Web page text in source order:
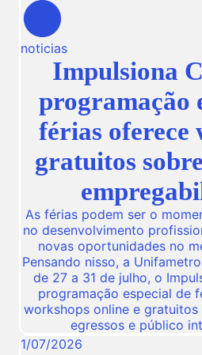
noticias
Impulsiona
programação
férias oferece
gratuitos
As férias podem ser o
no desenvolvimento
novas oportunidades no
Pensando nisso, a
de 27 a 31 de julho, o
programação especial de
workshops online e
egressos e público
1/07/2026